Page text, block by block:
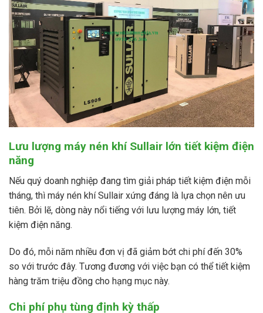
Lưu lượng máy nén khí Sullair lớn tiết kiệm điện
năng
Nếu quý doanh nghiệp đang tìm giải pháp tiết kiệm điện mỗi
tháng, thì máy nén khí Sullair xứng đáng là lựa chọn nên ưu
tiên. Bởi lẽ, dòng này nổi tiếng với lưu lượng máy lớn, tiết
kiệm điện năng.
Do đó, mỗi năm nhiều đơn vị đã giảm bớt chi phí đến 30%
so với trước đây. Tương đương với việc bạn có thể tiết kiệm
hàng trăm triệu đồng cho hạng mục này.
Chi phí phụ tùng định kỳ thấp